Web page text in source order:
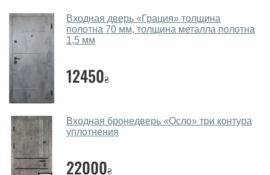
Входная дверь «‎Грация» толщина
полотна 70 мм, толщина металла полотна
1,5 мм
12450₴
Входная бронедверь «Осло» три контура
уплотнения
22000₴